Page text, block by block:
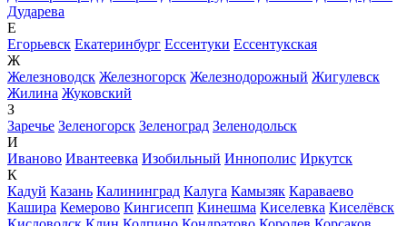
Дударева
Е
Егорьевск Екатеринбург Ессентуки Ессентукская
Ж
Железноводск Железногорск Железнодорожный Жигулевск
Жилина Жуковский
З
Заречье Зеленогорск Зеленоград Зеленодольск
И
Иваново Ивантеевка Изобильный Иннополис Иркутск
К
Кадуй Казань Калининград Калуга Камызяк Караваево
Кашира Кемерово Кингисепп Кинешма Киселевка Киселёвск